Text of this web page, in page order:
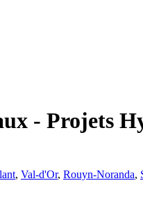
- Projets
, Val-d'Or, Rouyn-Noranda,